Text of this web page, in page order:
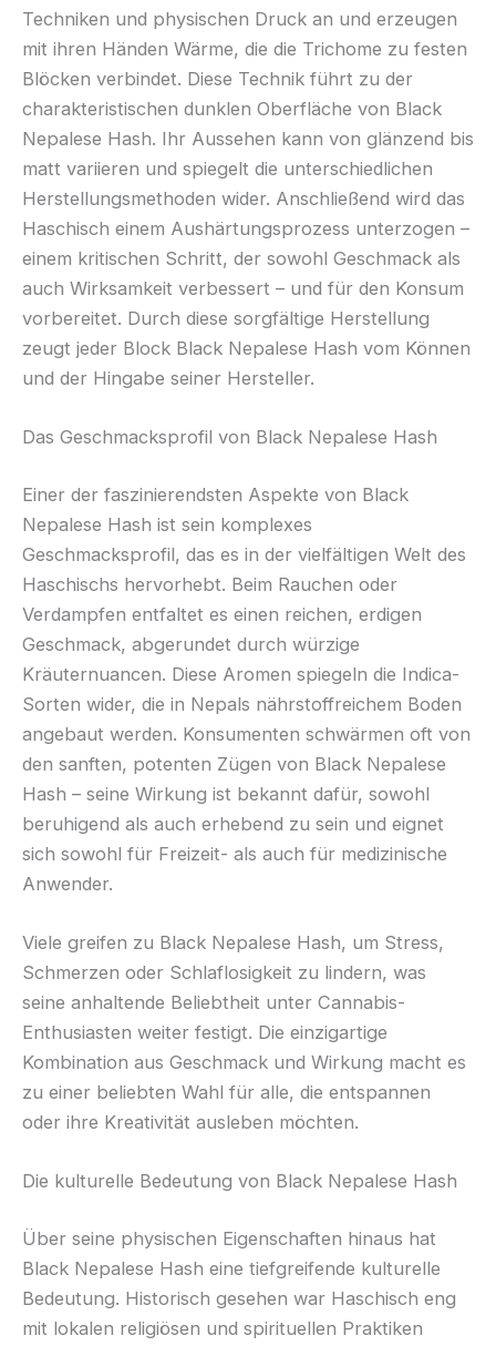
Techniken und physischen Druck an und erzeugen
mit ihren Händen Wärme, die die Trichome zu festen
Blöcken verbindet. Diese Technik führt zu der
charakteristischen dunklen Oberfläche von Black
Nepalese Hash. Ihr Aussehen kann von glänzend bis
matt variieren und spiegelt die unterschiedlichen
Herstellungsmethoden wider. Anschließend wird das
Haschisch einem Aushärtungsprozess unterzogen –
einem kritischen Schritt, der sowohl Geschmack als
auch Wirksamkeit verbessert – und für den Konsum
vorbereitet. Durch diese sorgfältige Herstellung
zeugt jeder Block Black Nepalese Hash vom Können
und der Hingabe seiner Hersteller.
Das Geschmacksprofil von Black Nepalese Hash
Einer der faszinierendsten Aspekte von Black
Nepalese Hash ist sein komplexes
Geschmacksprofil, das es in der vielfältigen Welt des
Haschischs hervorhebt. Beim Rauchen oder
Verdampfen entfaltet es einen reichen, erdigen
Geschmack, abgerundet durch würzige
Kräuternuancen. Diese Aromen spiegeln die Indica-
Sorten wider, die in Nepals nährstoffreichem Boden
angebaut werden. Konsumenten schwärmen oft von
den sanften, potenten Zügen von Black Nepalese
Hash – seine Wirkung ist bekannt dafür, sowohl
beruhigend als auch erhebend zu sein und eignet
sich sowohl für Freizeit- als auch für medizinische
Anwender.
Viele greifen zu Black Nepalese Hash, um Stress,
Schmerzen oder Schlaflosigkeit zu lindern, was
seine anhaltende Beliebtheit unter Cannabis-
Enthusiasten weiter festigt. Die einzigartige
Kombination aus Geschmack und Wirkung macht es
zu einer beliebten Wahl für alle, die entspannen
oder ihre Kreativität ausleben möchten.
Die kulturelle Bedeutung von Black Nepalese Hash
Über seine physischen Eigenschaften hinaus hat
Black Nepalese Hash eine tiefgreifende kulturelle
Bedeutung. Historisch gesehen war Haschisch eng
mit lokalen religiösen und spirituellen Praktiken